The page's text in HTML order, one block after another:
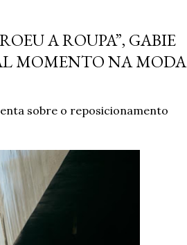
A ROUPA”, GABIE
MOMENTO NA MODA
sobre o reposicionamento